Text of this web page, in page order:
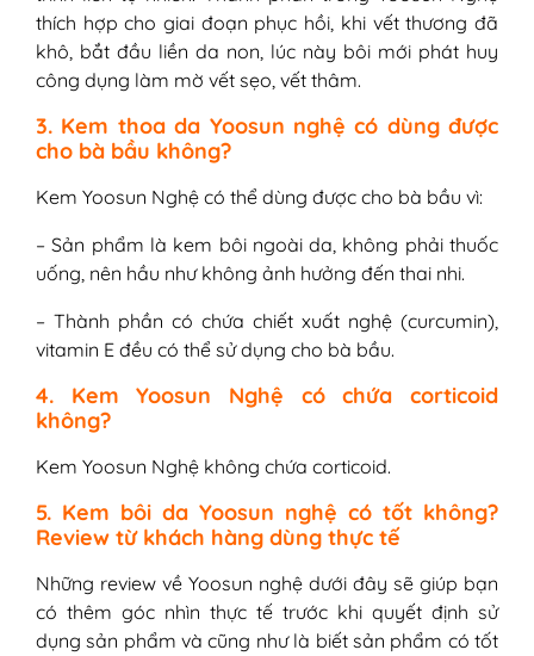
thích hợp cho giai đoạn phục hồi, khi vết thương đã
khô, bắt đầu liền da non, lúc này bôi mới phát huy
công dụng làm mờ vết sẹo, vết thâm.
3. Kem thoa da Yoosun nghệ có dùng được
cho bà bầu không?
Kem Yoosun Nghệ có thể dùng được cho bà bầu vì:
– Sản phẩm là kem bôi ngoài da, không phải thuốc
uống, nên hầu như không ảnh hưởng đến thai nhi.
– Thành phần có chứa chiết xuất nghệ (curcumin),
vitamin E đều có thể sử dụng cho bà bầu.
4. Kem Yoosun Nghệ có chứa corticoid
không?
Kem Yoosun Nghệ không chứa corticoid.
5. Kem bôi da Yoosun nghệ có tốt không?
Review từ khách hàng dùng thực tế
Những review về Yoosun nghệ dưới đây sẽ giúp bạn
có thêm góc nhìn thực tế trước khi quyết định sử
dụng sản phẩm và cũng như là biết sản phẩm có tốt